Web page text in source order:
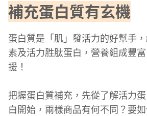
補充蛋白質有玄機
蛋白質是「肌」發活力的好幫手
素及活力胜肽蛋白，營養組成豐
援！
把握蛋白質補充，先從了解活力
白開始，兩樣商品有何不同？要